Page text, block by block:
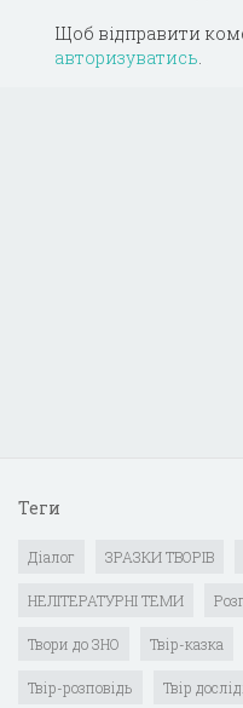
Щоб відправити
авторизуватись.
Теги
Діалог ЗРАЗКИ ТВОРІВ
НЕЛІТЕРАТУРНІ ТЕМИ
Твори до ЗНО Твір-казка
Твір-розповідь Твір